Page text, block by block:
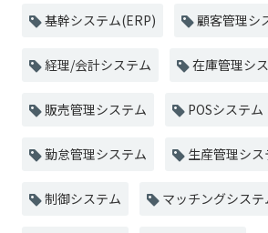
基幹システム(ERP) 顧客管理シ
経理/会計システム 在庫管理シ
販売管理システム POSシステム
勤怠管理システム 生産管理シス
制御システム マッチングシステ